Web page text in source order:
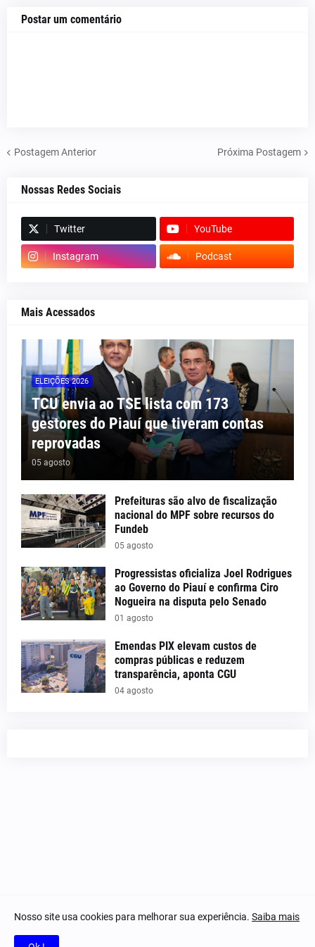
Postar um comentário
Postagem Anterior Próxima Postagem
Nossas Redes Sociais
Twitter YouTube
Instagram Podcast
Mais Acessados
ELEIÇÕES 2026
TCU envia ao TSE lista com 173
gestores do Piauí que tiveram contas
reprovadas
05 agosto
Prefeituras são alvo de fiscalização
nacional do MPF sobre recursos do
Fundeb
05 agosto
Progressistas oficializa Joel Rodrigues
ao Governo do Piauí e confirma Ciro
Nogueira na disputa pelo Senado
01 agosto
Emendas PIX elevam custos de
compras públicas e reduzem
transparência, aponta CGU
04 agosto
© 2023-2025 Notícias Piauí - Todos os direitos reservados.
Nosso site usa cookies para melhorar sua experiência. Saiba mais